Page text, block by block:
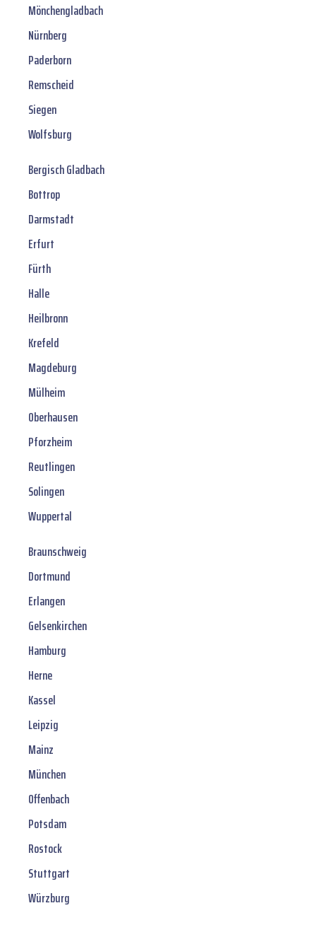
Mönchengladbach
Nürnberg
Paderborn
Remscheid
Siegen
Wolfsburg
Bergisch Gladbach
Bottrop
Darmstadt
Erfurt
Fürth
Halle
Heilbronn
Krefeld
Magdeburg
Mülheim
Oberhausen
Pforzheim
Reutlingen
Solingen
Wuppertal
Braunschweig
Dortmund
Erlangen
Gelsenkirchen
Hamburg
Herne
Kassel
Leipzig
Mainz
München
Offenbach
Potsdam
Rostock
Stuttgart
Würzburg